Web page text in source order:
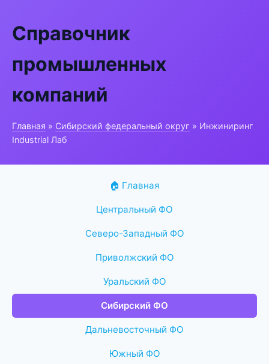
Справочник
промышленных
компаний
Главная » Сибирский федеральный округ » Инжиниринг
Industrial Лаб
🏠 Главная
Центральный ФО
Северо-Западный ФО
Приволжский ФО
Уральский ФО
Сибирский ФО
Дальневосточный ФО
Южный ФО